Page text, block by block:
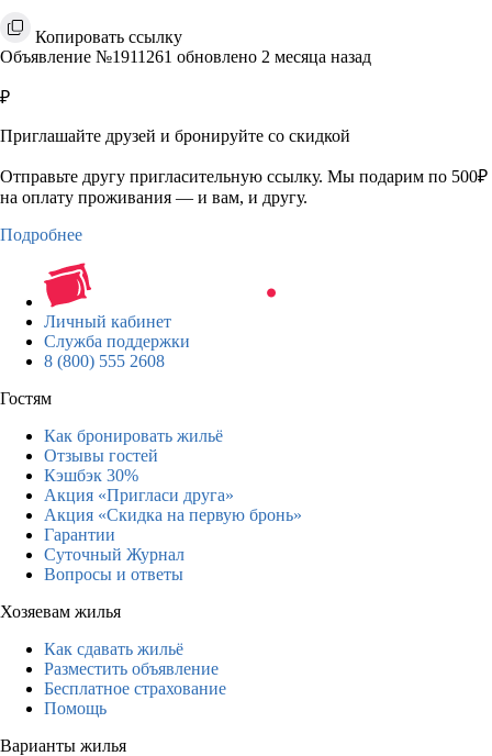
Копировать ссылку
Объявление №1911261 обновлено 2 месяца назад
₽
Приглашайте друзей и бронируйте со скидкой
Отправьте другу пригласительную ссылку. Мы подарим по 500₽
на оплату проживания — и вам, и другу.
Подробнее
Личный кабинет
Служба поддержки
8 (800) 555 2608
Гостям
Как бронировать жильё
Отзывы гостей
Кэшбэк 30%
Акция «Пригласи друга»
Акция «Скидка на первую бронь»
Гарантии
Суточный Журнал
Вопросы и ответы
Хозяевам жилья
Как сдавать жильё
Разместить объявление
Бесплатное страхование
Помощь
Варианты жилья